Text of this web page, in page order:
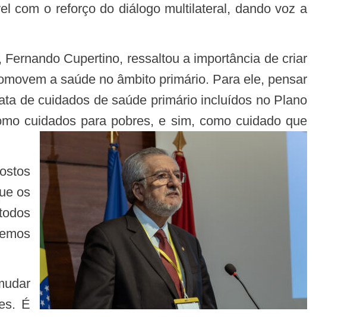
com o reforço do diálogo multilateral, dando voz a
a saúde no âmbito primário. Para ele, pensar
de cuidados de saúde primário incluídos no Plano
cuidados para pobres, e sim, como cuidado que
os
É